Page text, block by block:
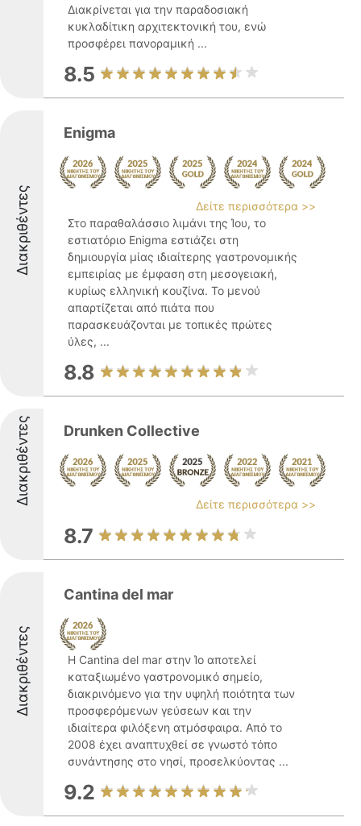
Διακρίνεται για την παραδοσιακή
κυκλαδίτικη αρχιτεκτονική του, ενώ
προσφέρει πανοραμική ...
8.5
Διακριθέντες
Enigma
Δείτε περισσότερα >>
Στο παραθαλάσσιο λιμάνι της Ίου, το
εστιατόριο Enigma εστιάζει στη
δημιουργία μίας ιδιαίτερης γαστρονομικής
εμπειρίας με έμφαση στη μεσογειακή,
κυρίως ελληνική κουζίνα. Το μενού
απαρτίζεται από πιάτα που
παρασκευάζονται με τοπικές πρώτες
ύλες, ...
8.8
Διακριθέντες Drunken Collective
Δείτε περισσότερα >>
8.7
Διακριθέντες
Cantina del mar
Η Cantina del mar στην Ίο αποτελεί
καταξιωμένο γαστρονομικό σημείο,
διακρινόμενο για την υψηλή ποιότητα των
προσφερόμενων γεύσεων και την
ιδιαίτερα φιλόξενη ατμόσφαιρα. Από το
2008 έχει αναπτυχθεί σε γνωστό τόπο
συνάντησης στο νησί, προσελκύοντας ...
9.2